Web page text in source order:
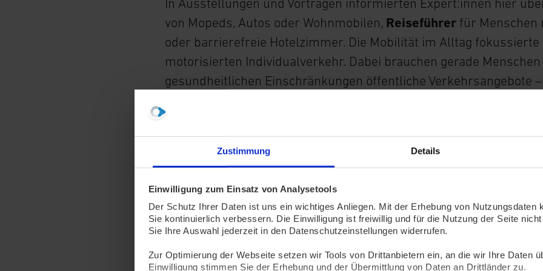
Zustimmung Details
Einwilligung zum Einsatz von Analysetools
Der Schutz Ihrer Daten ist uns ein wichtiges Anliegen. Mit der Erhebung von Nutzungsdaten
Sie kontinuierlich verbessern. Die Einwilligung ist freiwillig und für die Nutzung der Seite
Sie Ihre Auswahl jederzeit in den Datenschutzeinstellungen widerrufen.
Zur Optimierung der Webseite setzen wir Tools von Drittanbietern ein, an die wir Ihre Daten
Einwilligung stimmen Sie der Erhebung und der Übermittlung von Daten an Drittländer zu.
In Ausstellungen und Vorträgen informierten Expert:innen hier
von Mopeds, Autos oder Wohnmobilen, Reiseführer für Menschen
oder barrierefreie Hotelzimmer. Die Mobilität im Alltag fokussierte
motorisierten Individualverkehr. Dabei brauchen gerade
gesundheitlichen Einschränkungen öffentliche Verkehrsangebote
an. Über eine moderne
Apps und Auskunftssysteme im NRW-Nahverkehrkönnen
gewünschten Informationen für eine Bus- oder Bahnverbindung
Barrierefreiheit in Appsund hilft Menschen bei der Nutzung von
Projektleiter Andreas Zylla präsentierte auf der REHACARE eine
digitalen Sprachassistentenfür den NRW-Nahverkehr und gab
den zukünftigen Einsatz.